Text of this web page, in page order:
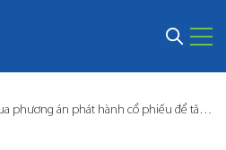
hành cổ phiếu để tăng vốn cổ phần từ nguồn vốn chủ sở hữu